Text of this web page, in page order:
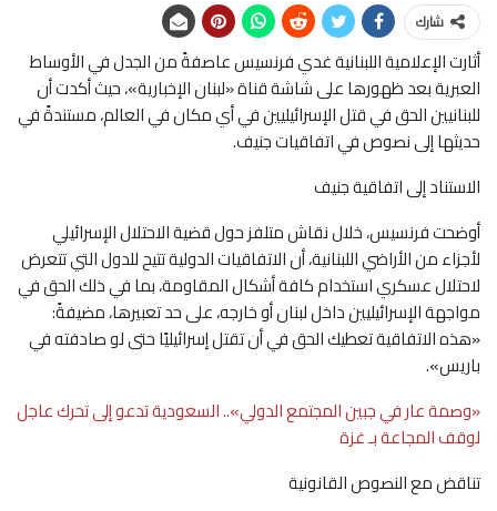
شارك
أثارت الإعلامية اللبنانية غدي فرنسيس عاصفةً من الجدل في الأوساط
العبرية بعد ظهورها على شاشة قناة «لبنان الإخبارية»، حيث أكدت أن
للبنانيين الحق في قتل الإسرائيليين في أي مكان في العالم، مستندةً في
حديثها إلى نصوص في اتفاقيات جنيف.
الاستناد إلى اتفاقية جنيف
أوضحت فرنسيس، خلال نقاش متلفز حول قضية الاحتلال الإسرائيلي
لأجزاء من الأراضي اللبنانية، أن الاتفاقيات الدولية تتيح للدول التي تتعرض
لاحتلال عسكري استخدام كافة أشكال المقاومة، بما في ذلك الحق في
مواجهة الإسرائيليين داخل لبنان أو خارجه، على حد تعبيرها، مضيفةً:
«هذه الاتفاقية تعطيك الحق في أن تقتل إسرائيليًا حتى لو صادفته في
باريس».
«وصمة عار في جبين المجتمع الدولي».. السعودية تدعو إلى تحرك عاجل
لوقف المجاعة بـ غزة
تناقض مع النصوص القانونية